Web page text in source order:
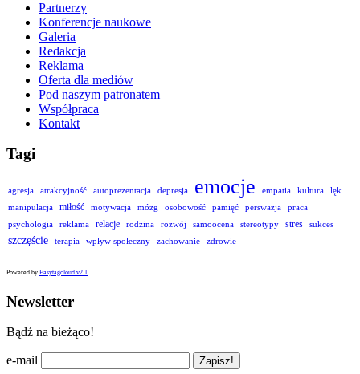
Partnerzy
Konferencje naukowe
Galeria
Redakcja
Reklama
Oferta dla mediów
Pod naszym patronatem
Współpraca
Kontakt
Tagi
agresja atrakcyjność autoprezentacja depresja emocje empatia kultura
lęk
manipulacja
miłość motywacja mózg osobowość pamięć perswazja
praca
psychologia
reklama relacje rodzina rozwój samoocena stereotypy stres sukces
szczęście terapia wpływ społeczny zachowanie zdrowie
Powered by Easytagcloud v2.1
Newsletter
Bądź na bieżąco!
e-mail